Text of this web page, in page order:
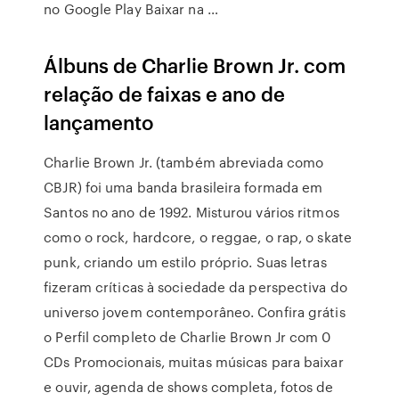
no Google Play Baixar na …
Álbuns de Charlie Brown Jr. com
relação de faixas e ano de
lançamento
Charlie Brown Jr. (também abreviada como
CBJR) foi uma banda brasileira formada em
Santos no ano de 1992. Misturou vários ritmos
como o rock, hardcore, o reggae, o rap, o skate
punk, criando um estilo próprio. Suas letras
fizeram críticas à sociedade da perspectiva do
universo jovem contemporâneo. Confira grátis
o Perfil completo de Charlie Brown Jr com 0
CDs Promocionais, muitas músicas para baixar
e ouvir, agenda de shows completa, fotos de